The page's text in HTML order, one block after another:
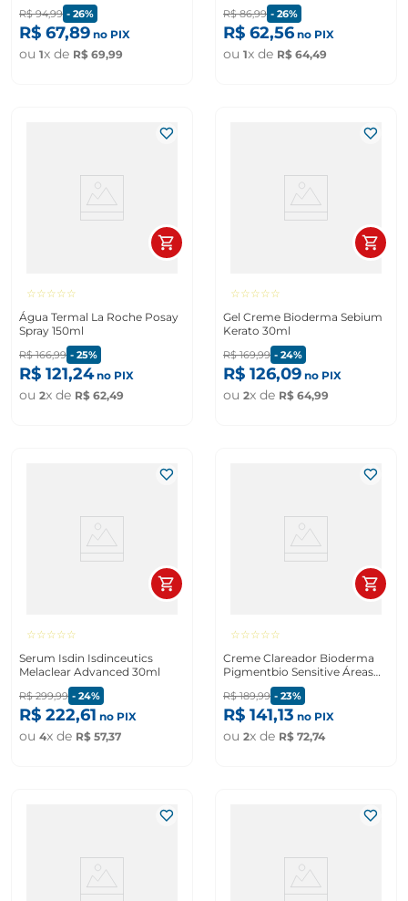
Acneica Frasco 400g
R$ 94,99 - 26%
R$ 67,89 no PIX
ou 1x de R$ 69,99
R$ 86,99 - 26%
R$ 62,56 no PIX
ou 1x de R$ 64,49
☆☆☆☆☆
Água Termal La Roche Posay
Spray 150ml
R$ 166,99 - 25%
R$ 121,24no PIX
ou 2x de R$ 62,49
☆☆☆☆☆
Gel Creme Bioderma Sebium
Kerato 30ml
R$ 169,99 - 24%
R$ 126,09 no PIX
ou 2x de R$ 64,99
☆☆☆☆☆
Serum Isdin Isdinceutics
Melaclear Advanced 30ml
R$ 299,99 - 24%
R$ 222,61 no PIX
ou 4x de R$ 57,37
☆☆☆☆☆
Creme Clareador Bioderma
Pigmentbio Sensitive Áreas
Íntimas E Sensíveis 75ml
R$ 189,99 - 23%
R$ 141,13 no PIX
ou 2x de R$ 72,74